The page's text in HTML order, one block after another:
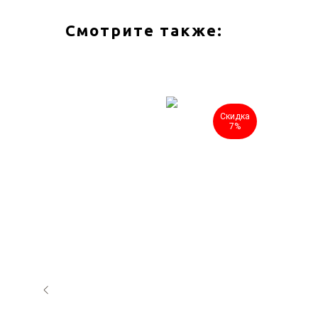
Смотрите также:
Скидка
7%